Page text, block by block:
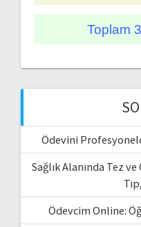
Toplam
Ödevini
Sağlık Alanında Tez
Ödevcim Online: